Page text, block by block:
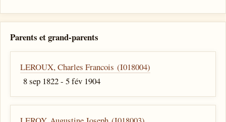
Parents et grand-parents
LEROUX, Charles Francois (I018004)
8 sep 1822 - 5 fév 1904